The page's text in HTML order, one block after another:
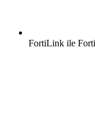
FortiLink ile